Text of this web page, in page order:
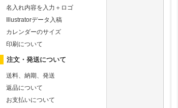
名入れ内容を入力＋ロゴ
Illustratorデータ入稿
カレンダーのサイズ
印刷について
注文・発送について
送料、納期、発送
返品について
お支払いについて